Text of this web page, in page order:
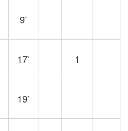
9`
17` 1
19`